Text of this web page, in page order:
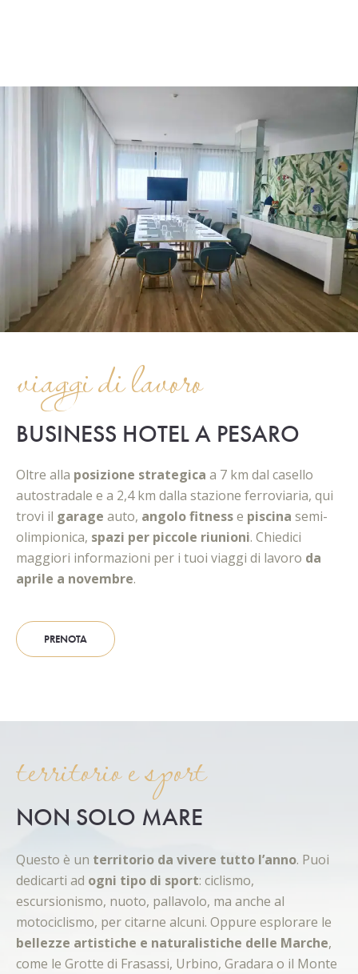
viaggi di lavoro
BUSINESS HOTEL A PESARO
Oltre alla posizione strategica a 7 km dal casello
autostradale e a 2,4 km dalla stazione ferroviaria, qui
trovi il garage auto, angolo fitnesse piscina semi-
olimpionica, spazi per piccole riunioni. Chiedici
maggiori informazioni per i tuoi viaggi di lavoro da
aprile a novembre.
PRENOTA
territorio e sport
NON SOLO MARE
Questo è un territorio da vivere tutto l’anno. Puoi
dedicarti ad ogni tipo di sport: ciclismo,
escursionismo, nuoto, pallavolo, ma anche al
motociclismo, per citarne alcuni. Oppure esplorare le
bellezze artistiche e naturalistiche delle Marche,
come le Grotte di Frasassi, Urbino, Gradara o il Monte